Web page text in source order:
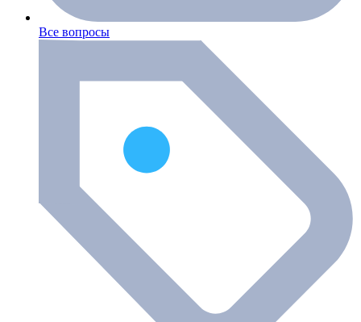
Все вопросы